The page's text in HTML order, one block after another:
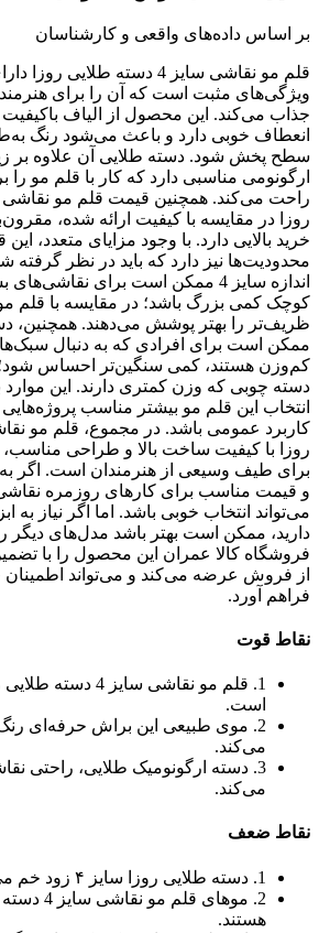
بر اساس داده‌های واقعی و کارشناسان
قلم مو نقاشی سایز 4 دسته طلایی
ویژگی‌های مثبت است که آن را برای
جذاب می‌کند. این محصول از الیاف
انعطاف خوبی دارد و باعث می‌شود رنگ
سطح پخش شود. دسته طلایی آن علاوه بر
ارگونومی مناسبی دارد که کار با قلم مو
روزا در مقایسه با کیفیت ارائه شده،
خرید بالایی دارد. با وجود مزایای متعدد،
محدودیت‌ها نیز دارد که باید در نظر گرفته
اندازه سایز 4 ممکن است برای
ظریف‌تر را بهتر پوشش می‌دهند. همچنین،
ممکن است برای افرادی که به دنبال
کم‌وزن هستند، کمی سنگین‌تر احساس
دسته چوبی که وزن کمتری دارند. این
انتخاب این قلم مو بیشتر مناسب
روزا با کیفیت ساخت بالا و طراحی مناسب،
برای طیف وسیعی از هنرمندان است. اگر به
و قیمت مناسب برای کارهای روزمره
می‌تواند انتخاب خوبی باشد. اما اگر نیاز به
دارید، ممکن است بهتر باشد مدل‌های دیگر
فروشگاه کالا عمران این محصول را با
از فروش عرضه می‌کند و می‌تواند اطمینان
فراهم آورد.
نقاط قوت
1. قلم مو نقاشی سایز
است.
2. موی طبیعی این براش حرفه‌ای
می‌کند.
3. دسته ارگونومیک طلایی، راحتی
می‌کند.
نقاط ضعف
1. دسته طلایی روزا سایز ۴ زود خم می‌شود.
2. موهای
هستند.